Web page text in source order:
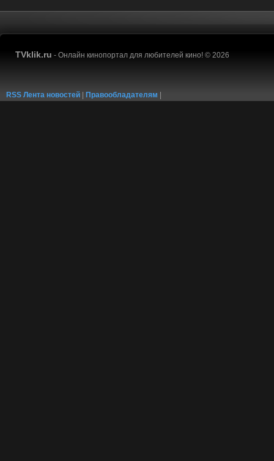
TVklik.ru - Онлайн кинопортал для любителей кино! © 2026
RSS Лента новостей Правообладателям